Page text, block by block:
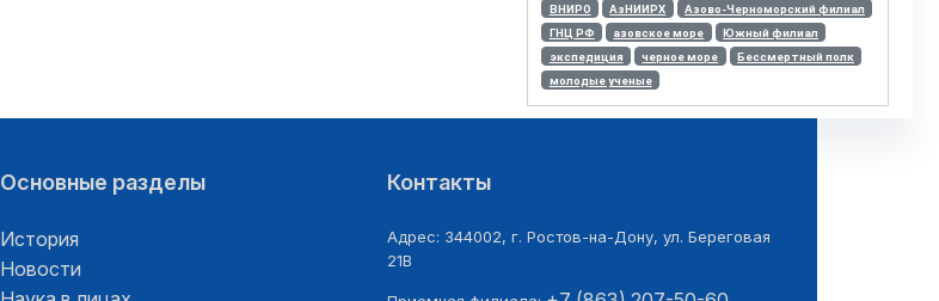
ВНИРО АзНИИРХ
Азово-Черноморский филиал
ГНЦ РФ
азовское море
Южный филиал
экспедиция
черное море
Бессмертный полк
молодые ученые
Основные разделы
История
Новости
Контакты
Адрес: 344002, г. Ростов-на-Дону, ул. Береговая
21В